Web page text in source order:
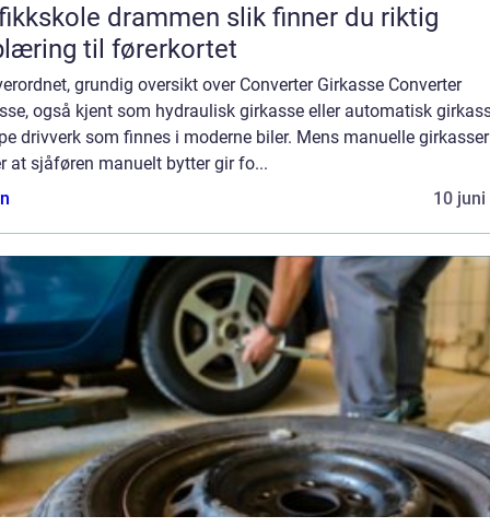
drammen slik finner du riktig
til førerkortet
grundig oversikt over Converter Girkasse Converter
også kjent som hydraulisk girkasse eller automatisk
drivverk som finnes i moderne biler. Mens manuelle girkasser
at sjåføren manuelt bytter gir fo...
10 juni